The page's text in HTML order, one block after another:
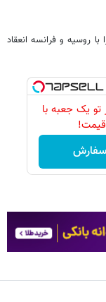
روسیه و فرانسه انعقاد
تو یک جعبه با